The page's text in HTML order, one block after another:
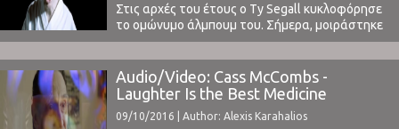
Στις αρχές του έτους ο Ty Segall κυκλοφόρησε
το ομώνυμο άλμπουμ του. Σήμερα, μοιράστηκε
μαζί μας το βίντεο του Break A Guitar, το οποίο
είναι ένα έπος!Μια κιθάρα σπάει με κλωτσιά
από έναν master του καράτε (!) και από εκεί και
πέρα βλέπουμε τον Segall και την μπαντα του
Audio/Video: Cass McCombs -
Laughter Is the Best Medicine
09/10/2016 | Author: Alexis Karahalios